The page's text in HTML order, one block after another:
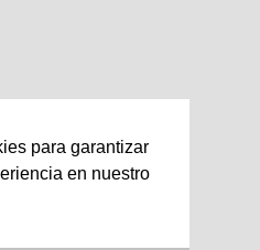
para garantizar
en nuestro